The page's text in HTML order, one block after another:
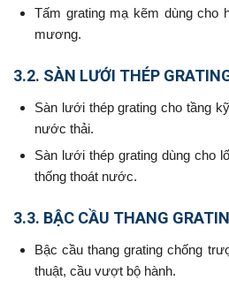
Tấm grating mạ kẽm dùng cho
mương.
3.2. SÀN LƯỚI THÉP
Sàn lưới thép grating cho tầng
nước thải.
Sàn lưới thép grating dùng cho
thống thoát nước.
3.3. BẬC CẦU THANG
Bậc cầu thang grating chống
thuật, cầu vượt bộ hành.